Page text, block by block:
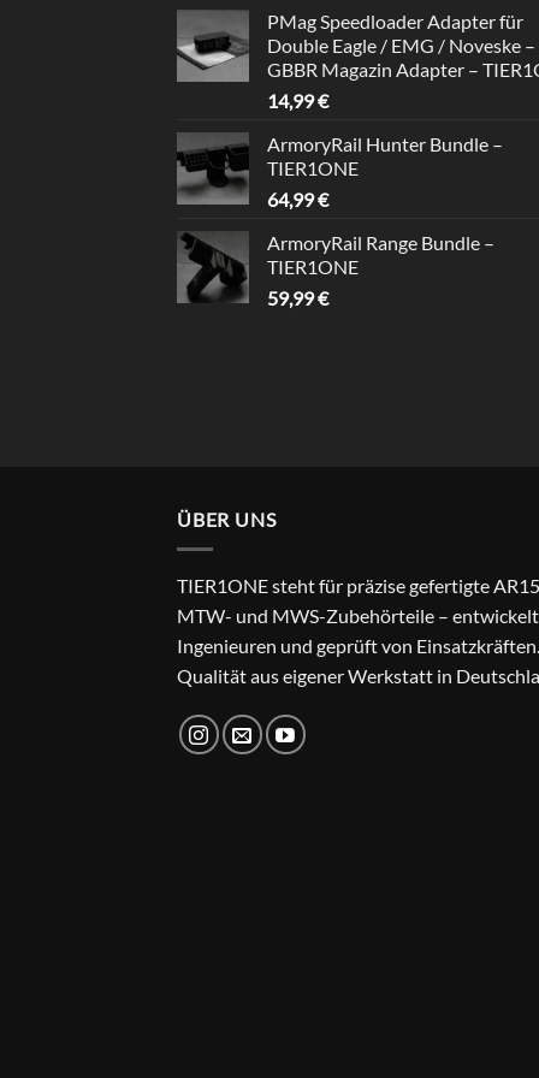
von 5
war:
39,99 €
ist:
34,99 €.
PMag Speedloader Adapter für
Double Eagle / EMG / Noveske –
GBBR Magazin Adapter –
14,99€
ArmoryRail Hunter Bundle –
TIER1ONE
64,99€
ArmoryRail Range Bundle –
TIER1ONE
59,99€
ÜBER UNS
TIER1ONE steht für präzise gefertigte
MTW- und MWS-Zubehörteile –
Ingenieuren und geprüft von Einsatzkräften.
Qualität aus eigener Werkstatt in